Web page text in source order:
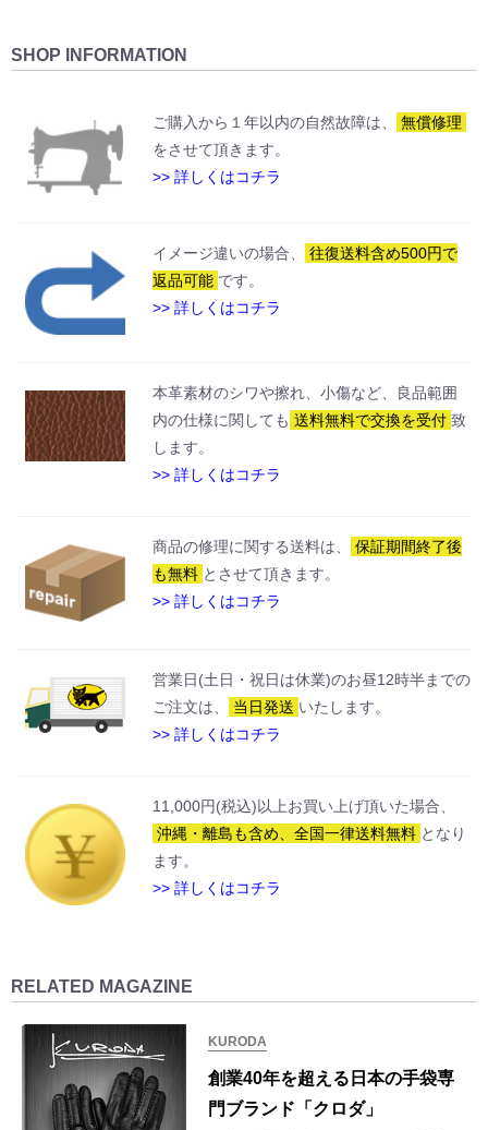
SHOP INFORMATION
ご購入から１年以内の自然故障は、
無償修理
をさせて頂きます。
>> 詳しくはコチラ
イメージ違いの場合、
往復送料含め500円で
返品可能 です。
>> 詳しくはコチラ
本革素材のシワや擦れ、小傷など、良品範囲
内の仕様に関しても 送料無料で交換を受付 致
します。
>> 詳しくはコチラ
商品の修理に関する送料は、
保証期間終了後
も無料 とさせて頂きます。
>> 詳しくはコチラ
営業日(土日・祝日は休業)のお昼12時半までの
ご注文は、
当日発送 いたします。
>> 詳しくはコチラ
11,000円(税込)以上お買い上げ頂いた場合、
沖縄・離島も含め、全国一律送料無料 となり
ます。
>> 詳しくはコチラ
RELATED MAGAZINE
KURODA
創業40年を超える日本の手袋専
門ブランド「クロダ」